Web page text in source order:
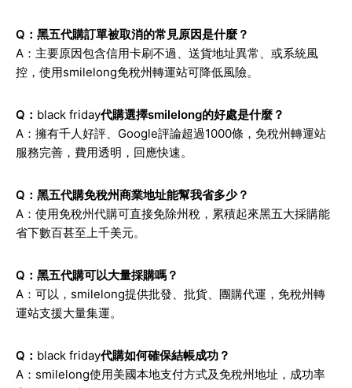
Q：黑五代購訂單被取消的常見原因是什麼？
A：主要原因包含信用卡刷不過、送貨地址異常、或系統風
控，使用smilelong免稅州轉運站可降低風險。
Q： black friday代購選擇smilelong的好處是什麼？
A：擁有千人好評、Google評論超過1000條，免稅州轉運站
服務完善，費用透明，回應快速。
Q：黑五代購免稅州商業地址能幫我省多少？
A：使用免稅州代購可直接免除州稅，累積起來黑五大採購能
省下數百甚至上千美元。
Q：黑五代購可以大量採購嗎？
A：可以，smilelong提供批發、批貨、團購代運，免稅州轉
運站支援大量集運。
Q： black friday代購如何確保結帳成功？
A：smilelong使用美國本地支付方式及免稅州地址，成功率